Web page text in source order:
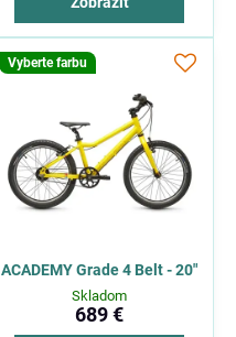
Vyberte farbu
ACADEMY Grade 4 Belt - 20"
Skladom
689 €